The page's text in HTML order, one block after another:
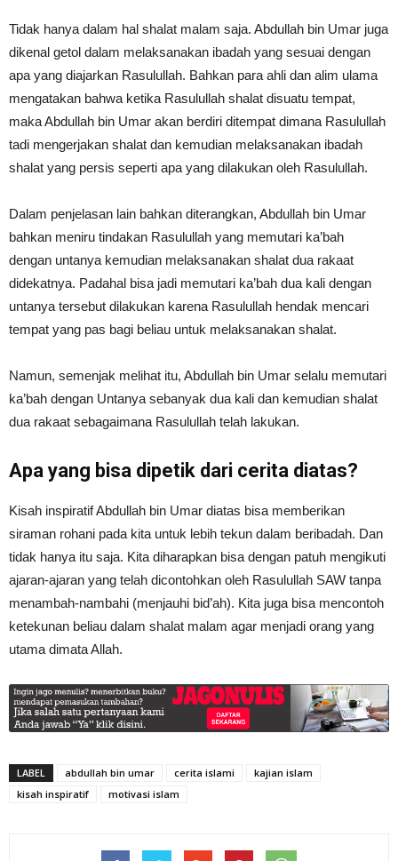
Tidak hanya dalam hal shalat malam saja. Abdullah bin Umar juga
dikenal getol dalam melaksanakan ibadah yang sesuai dengan
apa yang diajarkan Rasulullah. Bahkan para ahli dan alim ulama
mengatakan bahwa ketika Rasulullah shalat disuatu tempat,
maka Abdullah bin Umar akan berdiri ditempat dimana Rasulullah
tadi mengerjakan shalat dan kemudian melaksanakan ibadah
shalat yang persis seperti apa yang dilakukan oleh Rasulullah.
Dalam penjelasan lain bahkan diterangkan, Abdullah bin Umar
bahkan meniru tindakan Rasulullah yang memutari ka’bah
dengan untanya kemudian melaksanakan shalat dua rakaat
didekatnya. Padahal bisa jadi memutari ka’bah dua kali dengan
untanya tersebut dilakukan karena Rasulullah hendak mencari
tempat yang pas bagi beliau untuk melaksanakan shalat.
Namun, semenjak melihat itu, Abdullah bin Umar selalu memutari
ka’bah dengan Untanya sebanyak dua kali dan kemudian shalat
dua rakaat sebagaimana Rasulullah telah lakukan.
Apa yang bisa dipetik dari cerita diatas?
Kisah inspiratif Abdullah bin Umar diatas bisa memberikan
siraman rohani pada kita untuk lebih tekun dalam beribadah. Dan
tidak hanya itu saja. Kita diharapkan bisa dengan patuh mengikuti
ajaran-ajaran yang telah dicontohkan oleh Rasulullah SAW tanpa
menambah-nambahi (menjauhi bid’ah). Kita juga bisa mencontoh
ketekunan beliau dalam shalat malam agar menjadi orang yang
utama dimata Allah.
LABEL abdullah bin umar cerita islami
kajian islam
kisah inspiratif
motivasi islam